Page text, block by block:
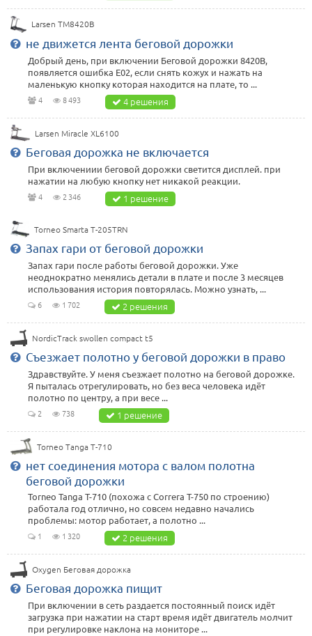
Larsen TM8420B
не движется лента беговой дорожки
Добрый день, при включении Беговой дорожки 8420B,
появляется ошибка E02, если снять кожух и нажать на
маленькую кнопку которая находится на плате, то ...
4 8 493 4 решения
Larsen Miracle XL6100
Беговая дорожка не включается
При включениии беговой дорожки светится дисплей. при
нажатии на любую кнопку нет никакой реакции.
4 2 346 1 решение
Torneo Smarta T-205TRN
Запах гари от беговой дорожки
Запах гари после работы беговой дорожки. Уже
неоднократно менялись детали в плате и после 3 месяцев
использования история повторялась. Можно узнать, ...
6 1 702 2 решения
NordicTrack swollen compact t5
Съезжает полотно у беговой дорожки в право
Здравствуйте. У меня съезжает полотно на беговой дорожке.
Я пыталась отрегулировать, но без веса человека идёт
полотно по центру, а при весе ...
2 738 1 решение
Torneo Tanga T-710
нет соединения мотора с валом полотна
беговой дорожки
Torneo Tanga T-710 (похожа с Correra T-750 по строению)
работала год отлично, но совсем недавно начались
проблемы: мотор работает, а полотно ...
1 1 320 2 решения
Oxygen Беговая дорожка
Беговая дорожка пищит
При включении в сеть раздается постоянный поиск идёт
загрузка при нажатии на старт время идёт двигатель молчит
при регулировке наклона на мониторе ...